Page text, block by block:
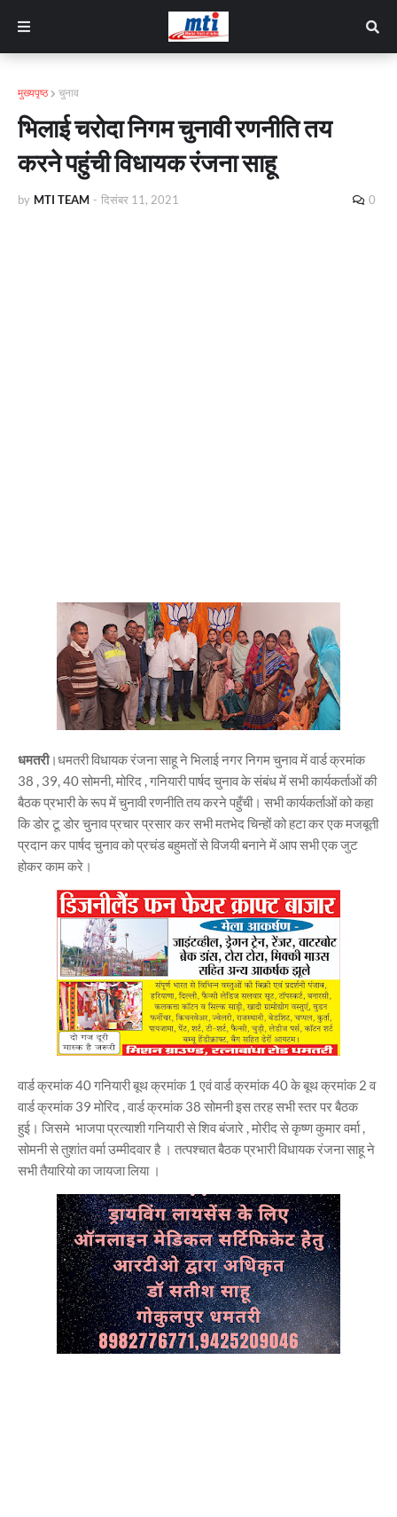
मुख्यपृष्ठ चुनाव
भिलाई चरोदा निगम चुनावी रणनीति तय
करने पहुंची विधायक रंजना साहू
by MTI TEAM - दिसंबर 11, 2021 0
धमतरी।धमतरी विधायक रंजना साहू ने भिलाई नगर निगम चुनाव में वार्ड क्रमांक
38 , 39, 40 सोमनी, मोरिद , गनियारी पार्षद चुनाव के संबंध में सभी कार्यकर्ताओं की
बैठक प्रभारी के रूप में चुनावी रणनीति तय करने पहुँची। सभी कार्यकर्ताओं को कहा
कि डोर टू डोर चुनाव प्रचार प्रसार कर सभी मतभेद चिन्हों को हटा कर एक मजबूती
प्रदान कर पार्षद चुनाव को प्रचंड बहुमतों से विजयी बनाने में आप सभी एक जुट
होकर काम करे।
वार्ड क्रमांक 40 गनियारी बूथ क्रमांक 1 एवं वार्ड क्रमांक 40 के बूथ क्रमांक 2 व
वार्ड क्रमांक 39 मोरिद , वार्ड क्रमांक 38 सोमनी इस तरह सभी स्तर पर बैठक
हुई। जिसमे भाजपा प्रत्याशी गनियारी से शिव बंजारे , मोरीद से कृष्ण कुमार वर्मा ,
सोमनी से तुशांत वर्मा उम्मीदवार है । तत्पश्चात बैठक प्रभारी विधायक रंजना साहू ने
सभी तैयारियो का जायजा लिया ।